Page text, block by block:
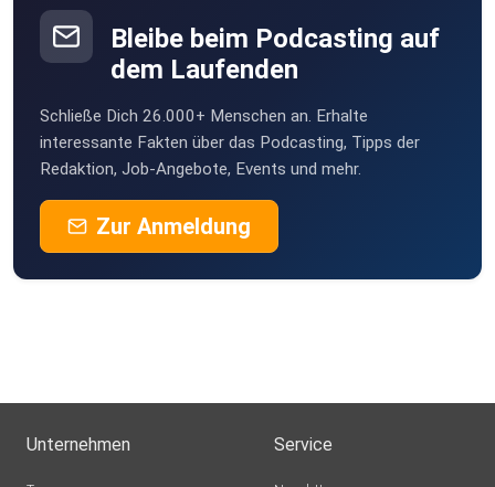
Weil der Stadt
Birgit471
Nettihoert
Bleibe beim Podcasting auf
dem Laufenden
Schließe Dich 26.000+ Menschen an. Erhalte
interessante Fakten über das Podcasting, Tipps der
Redaktion, Job-Angebote, Events und mehr.
Zur Anmeldung
Unternehmen Service